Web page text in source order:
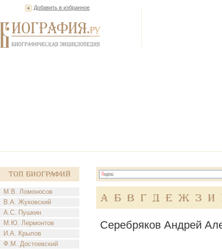
Добавить в избранное
Топ Биографий
М.В. Ломоносов
В.А. Жуковский
А.С. Пушкин
М.Ю. Лермонтов
И.А. Крылов
Ф.М. Достоевский
А Б В Г Д Е Ж З И
Серебряков Андрей